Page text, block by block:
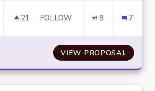
21 21 FOLLOWERS
FOLLOW 9 7
VIEW PROPOSAL